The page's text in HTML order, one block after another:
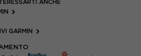
ANCHE
GARMIN